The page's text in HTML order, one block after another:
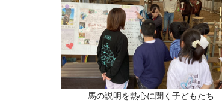
馬の説明を熱心に聞く子どもたち